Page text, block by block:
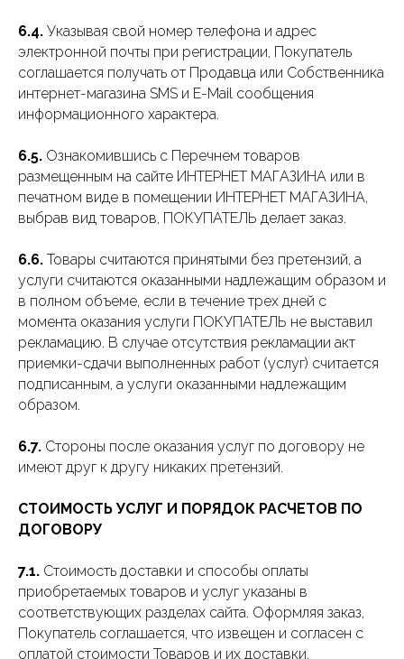
6.4. Указывая свой номер телефона и адрес
электронной почты при регистрации, Покупатель
соглашается получать от Продавца или Собственника
интернет-магазина SMS и E-Mail сообщения
информационного характера.
6.5. Ознакомившись с Перечнем товаров
размещенным на сайте ИНТЕРНЕТ МАГАЗИНА или в
печатном виде в помещении ИНТЕРНЕТ МАГАЗИНА,
выбрав вид товаров, ПОКУПАТЕЛЬ делает заказ.
6.6. Товары считаются принятыми без претензий, а
услуги считаются оказанными надлежащим образом и
в полном объеме, если в течение трех дней с
момента оказания услуги ПОКУПАТЕЛЬ не выставил
рекламацию. В случае отсутствия рекламации акт
приемки-сдачи выполненных работ (услуг) считается
подписанным, а услуги оказанными надлежащим
образом.
6.7. Стороны после оказания услуг по договору не
имеют друг к другу никаких претензий.
СТОИМОСТЬ УСЛУГ И ПОРЯДОК РАСЧЕТОВ ПО
ДОГОВОРУ
7.1. Стоимость доставки и способы оплаты
приобретаемых товаров и услуг указаны в
соответствующих разделах сайта. Оформляя заказ,
Покупатель соглашается, что извещен и согласен с
оплатой стоимости Товаров и их доставки.